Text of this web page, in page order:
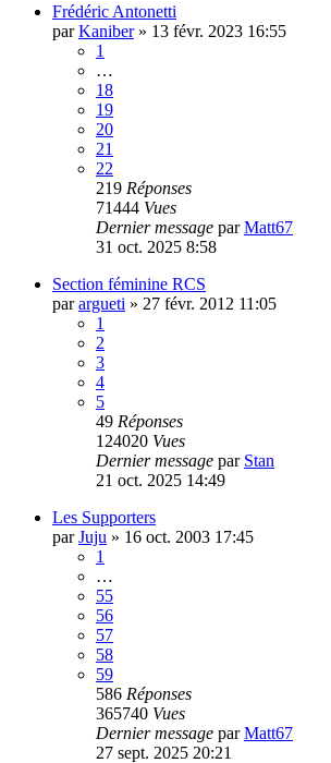
Frédéric Antonetti
parKaniber» 13 févr. 2023 16:55
1
…
18
19
20
21
22
219 Réponses
71444 Vues
Dernier message parMatt67
31 oct. 2025 8:58
Section féminine RCS
parargueti » 27 févr. 2012 11:05
1
2
3
4
5
49 Réponses
124020 Vues
Dernier message par Stan
21 oct. 2025 14:49
Les Supporters
parJuju » 16 oct. 2003 17:45
1
…
55
56
57
58
59
586 Réponses
365740 Vues
Dernier message parMatt67
27 sept. 2025 20:21